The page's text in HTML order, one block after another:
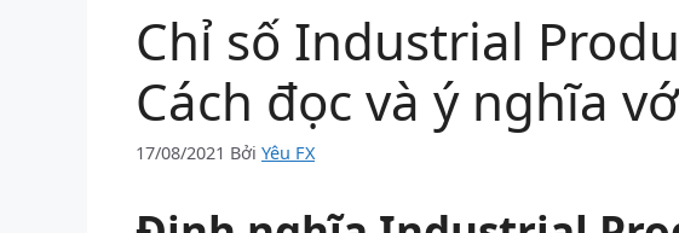
Chỉ số Industrial
Cách đọc và ý nghĩa
17/08/2021 Bởi Yêu FX